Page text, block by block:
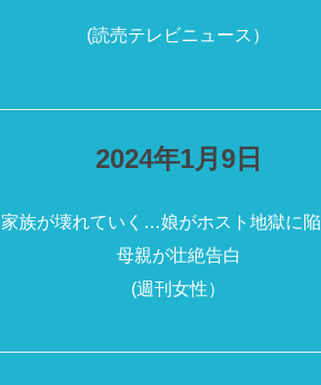
(読売テレビニュース）
2024年1月9日
家族が壊れていく…娘がホスト地獄に
母親が壮絶告白
(週刊女性）